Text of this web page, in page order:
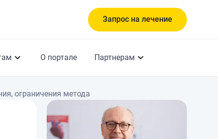
Запрос на лечение
О портале Партнерам
ограничения метода